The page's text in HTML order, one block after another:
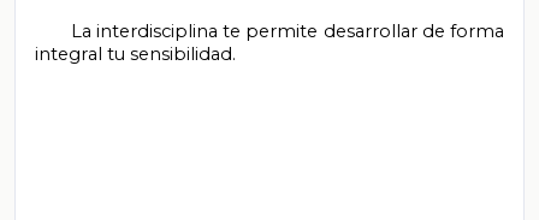
integral tu sensibilidad.